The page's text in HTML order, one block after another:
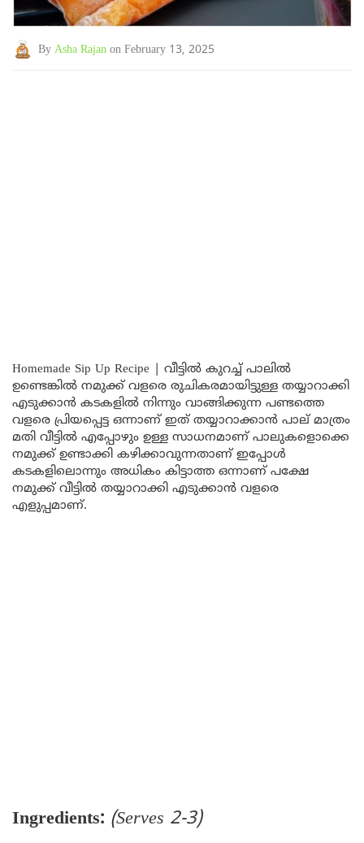
By Asha Rajan on February 13, 2025
Homemade Sip Up Recipe | വീട്ടിൽ കുറച്ച് പാലിൽ
ഉണ്ടെങ്കിൽ നമുക്ക് വളരെ രുചികരമായിട്ടുള്ള തയ്യാറാക്കി
എടുക്കാൻ കടകളിൽ നിന്നും വാങ്ങിക്കുന്ന പണ്ടത്തെ
വളരെ പ്രിയപ്പെട്ട ഒന്നാണ് ഇത് തയ്യാറാക്കാൻ പാല് മാത്രം
മതി വീട്ടിൽ എപ്പോഴും ഉള്ള സാധനമാണ് പാലുകളൊക്കെ
നമുക്ക് ഉണ്ടാക്കി കഴിക്കാവുന്നതാണ് ഇപ്പോൾ
കടകളിലൊന്നും അധികം കിട്ടാത്ത ഒന്നാണ് പക്ഷേ
നമുക്ക് വീട്ടിൽ തയ്യാറാക്കി എടുക്കാൻ വളരെ
എളുപ്പമാണ്.
Ingredients: (Serves 2-3)